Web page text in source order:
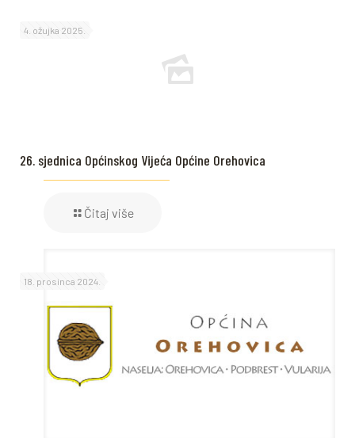
4. ožujka 2025.
26. sjednica Općinskog Vijeća Općine Orehovica
Čitaj više
18. prosinca 2024.